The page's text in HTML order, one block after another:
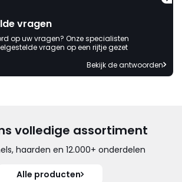
vragen
op uw vragen? Onze specialisten
vragen op een rijtje gezet
Bekijk de antwoorden
volledige assortiment
haarden en 12.000+ onderdelen
Alle producten